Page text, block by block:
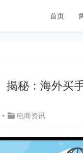
首页
揭秘：海外买
• 电商资讯